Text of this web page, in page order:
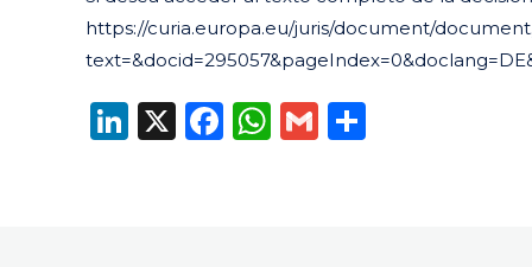
https://curia.europa.eu/juris/document/
LinkedIn
X Facebook
WhatsApp
Gmail